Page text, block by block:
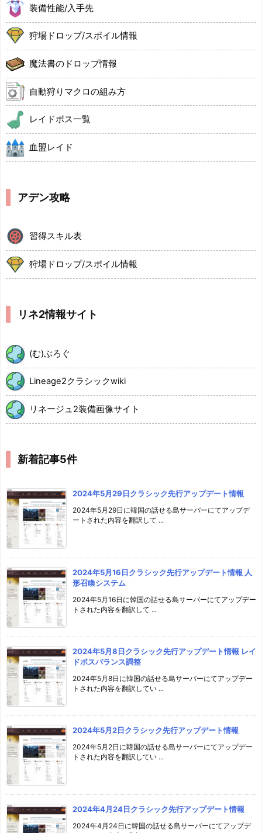
装備性能/入手先
狩場ドロップ/スポイル情報
魔法書のドロップ情報
自動狩りマクロの組み方
レイドボス一覧
血盟レイド
アデン攻略
習得スキル表
狩場ドロップ/スポイル情報
リネ2情報サイト
(む)ぶろぐ
Lineage2クラシックwiki
リネージュ2装備画像サイト
新着記事5件
2024年5月29日クラシック先行アップデート情報
2024年5月29日に韓国の話せる島サーバーにてアップデ
ートされた内容を翻訳して ...
2024年5月16日クラシック先行アップデート情報 人
形召喚システム
2024年5月16日に韓国の話せる島サーバーにてアップデー
トされた内容を翻訳して ...
2024年5月8日クラシック先行アップデート情報 レイ
ドボスバランス調整
2024年5月8日に韓国の話せる島サーバーにてアップデー
トされた内容を翻訳してい ...
2024年5月2日クラシック先行アップデート情報
2024年5月2日に韓国の話せる島サーバーにてアップデー
トされた内容を翻訳してい ...
2024年4月24日クラシック先行アップデート情報
2024年4月24日に韓国の話せる島サーバーにてアップデ